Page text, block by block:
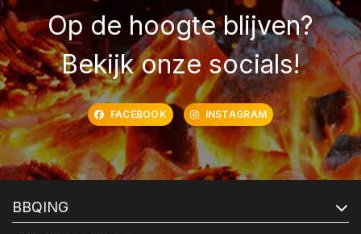
Op de hoogte blijven?
Bekijk onze socials!
FACEBOOK INSTAGRAM
BBQING